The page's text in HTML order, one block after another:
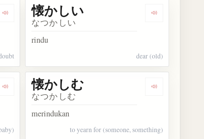
Dengarkan kosakata 懐疑 Dengarkan
懐かしい
なつかしい
rindu
dear (old)
Dengarkan kosakata 抱く Dengarkan
懐かしむ
なつかしむ
merindukan
to yearn for (someone, something)